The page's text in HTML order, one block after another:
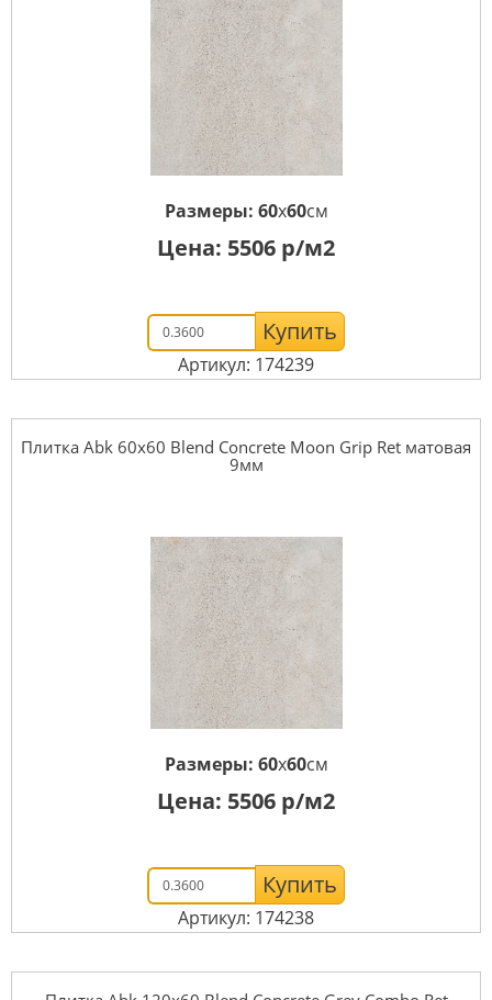
Размеры: 60x60см
Цена: 5506 р/м2
Купить
Артикул: 174239
Плитка Abk 60x60 Blend Concrete Moon Grip Ret матовая
9мм
Размеры: 60x60см
Цена: 5506 р/м2
Купить
Артикул: 174238